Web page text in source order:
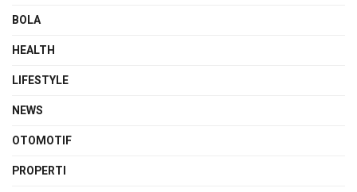
BOLA
HEALTH
LIFESTYLE
NEWS
OTOMOTIF
PROPERTI